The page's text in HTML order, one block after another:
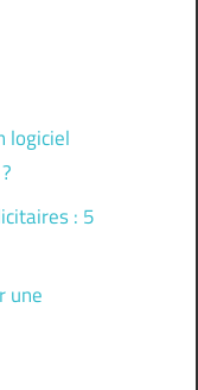
logiciel
: 5
une